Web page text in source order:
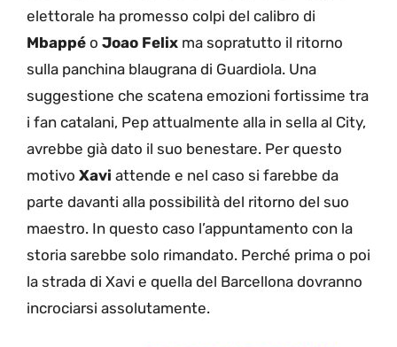
elettorale ha promesso colpi del calibro di
Mbappé o Joao Felix ma sopratutto il ritorno
sulla panchina blaugrana di Guardiola. Una
suggestione che scatena emozioni fortissime tra
i fan catalani, Pep attualmente alla in sella al City,
avrebbe già dato il suo benestare. Per questo
motivo Xavi attende e nel caso si farebbe da
parte davanti alla possibilità del ritorno del suo
maestro. In questo caso l’appuntamento con la
storia sarebbe solo rimandato. Perché prima o poi
la strada di Xavi e quella del Barcellona dovranno
incrociarsi assolutamente.